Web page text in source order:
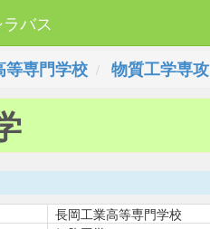
バス
等専門学校 物質工学専攻
長岡工業高等専門学校